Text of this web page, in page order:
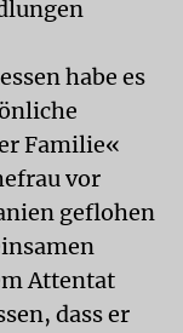
habe es
Familie«
vor
geflohen
Attentat
dass er